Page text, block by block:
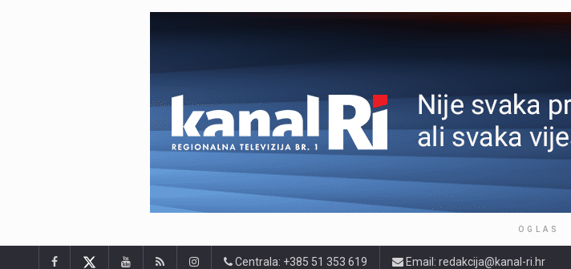
OGLAS
Centrala: +385 51 353 619 Email: redakcija@kanal-ri.hr